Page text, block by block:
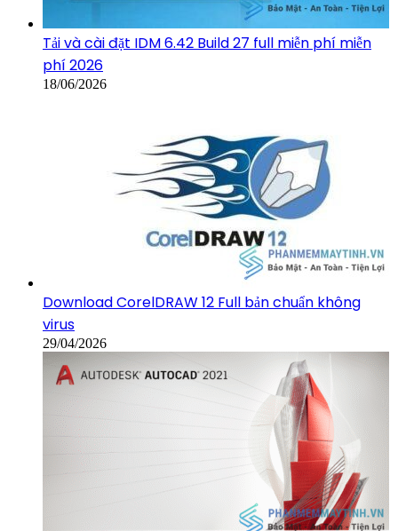
Tải và cài đặt IDM 6.42 Build 27 full miễn phí miễn
phí 2026
18/06/2026
Download CorelDRAW 12 Full bản chuẩn không
virus
29/04/2026